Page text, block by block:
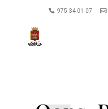
975 34 01 07